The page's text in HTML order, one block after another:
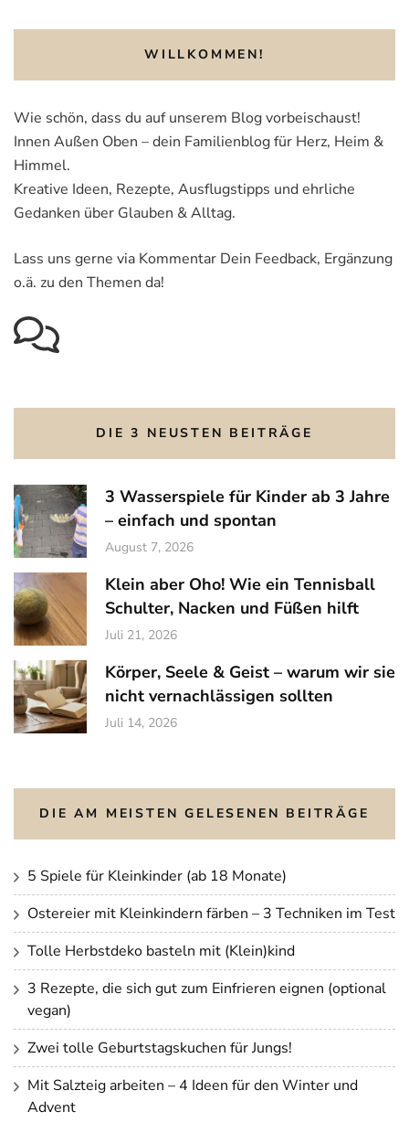
WILLKOMMEN!
Wie schön, dass du auf unserem Blog vorbeischaust!
Innen Außen Oben – dein Familienblog für Herz, Heim &
Himmel.
Kreative Ideen, Rezepte, Ausflugstipps und ehrliche
Gedanken über Glauben & Alltag.
Lass uns gerne via Kommentar Dein Feedback, Ergänzung
o.ä. zu den Themen da!
DIE 3 NEUSTEN BEITRÄGE
3 Wasserspiele für Kinder ab 3 Jahre
– einfach und spontan
August 7, 2026
Klein aber Oho! Wie ein Tennisball
Schulter, Nacken und Füßen hilft
Juli 21, 2026
Körper, Seele & Geist – warum wir sie
nicht vernachlässigen sollten
Juli 14, 2026
DIE AM MEISTEN GELESENEN BEITRÄGE
5 Spiele für Kleinkinder (ab 18 Monate)
Ostereier mit Kleinkindern färben – 3 Techniken im Test
Tolle Herbstdeko basteln mit (Klein)kind
3 Rezepte, die sich gut zum Einfrieren eignen (optional
vegan)
Zwei tolle Geburtstagskuchen für Jungs!
Mit Salzteig arbeiten – 4 Ideen für den Winter und
Advent